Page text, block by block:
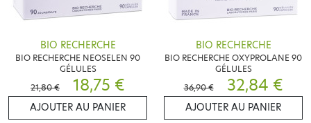
BIO RECHERCHE
BIO RECHERCHE NEOSELEN 90
GÉLULES
21,80 €
18,75 €
AJOUTER AU PANIER
BIO RECHERCHE
BIO RECHERCHE OXYPROLANE 90
GÉLULES
36,90 €
32,84 €
AJOUTER AU PANIER